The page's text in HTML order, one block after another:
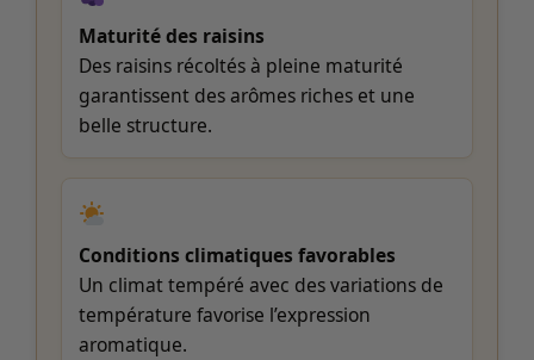
Maturité des raisins
Des raisins récoltés à pleine maturité
garantissent des arômes riches et une
belle structure.
Conditions climatiques favorables
Un climat tempéré avec des variations de
température favorise l’expression
aromatique.